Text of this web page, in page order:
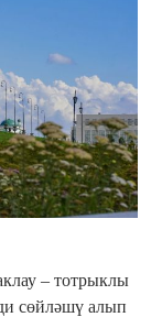
– тотрыклы
сөйләшү алып